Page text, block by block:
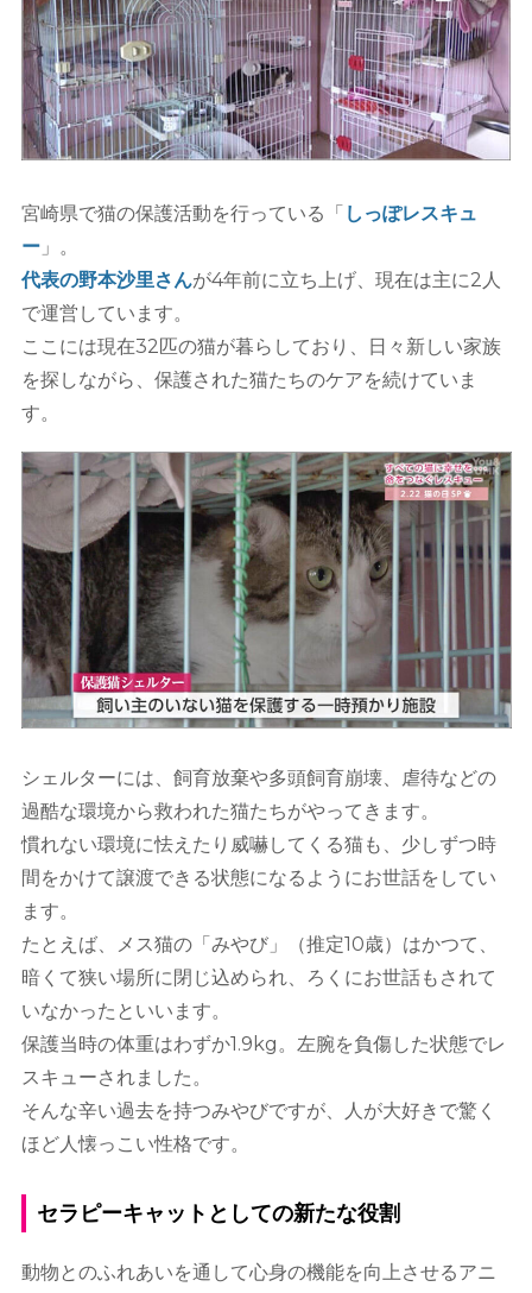
宮崎県で猫の保護活動を行っている「 しっぽレスキュ
ー」。
代表の野本沙里さんが4年前に立ち上げ、現在は主に2人
で運営しています。
ここには現在32匹の猫が暮らしており、日々新しい家族
を探しながら、保護された猫たちのケアを続けていま
す。
シェルターには、飼育放棄や多頭飼育崩壊、虐待などの
過酷な環境から救われた猫たちがやってきます。
慣れない環境に怯えたり威嚇してくる猫も、少しずつ時
間をかけて譲渡できる状態になるようにお世話をしてい
ます。
たとえば、メス猫の「みやび」（推定10歳）はかつて、
暗くて狭い場所に閉じ込められ、ろくにお世話もされて
いなかったといいます。
保護当時の体重はわずか1.9kg。左腕を負傷した状態でレ
スキューされました。
そんな辛い過去を持つみやびですが、人が大好きで驚く
ほど人懐っこい性格です。
セラピーキャットとしての新たな役割
動物とのふれあいを通して心身の機能を向上させるアニ